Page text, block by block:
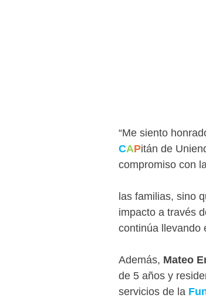
“Me siento
CAPitán de
compromiso con
las familias, sino
impacto a través
continúa llevando
Además, Mateo
de 5 años y
servicios de la